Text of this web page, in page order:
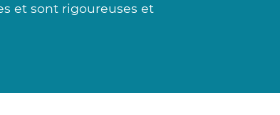
et sont rigoureuses et